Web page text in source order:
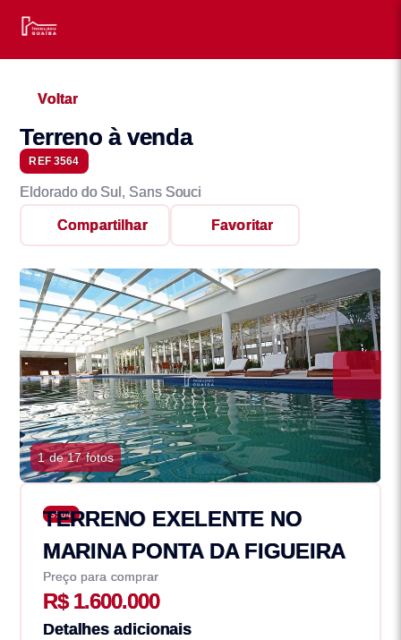
Voltar
Terreno à venda
REF 3564
Eldorado do Sul, Sans Souci
Compartilhar Favoritar
1 de 17 fotos
3564
TERRENO EXELENTE NO
MARINA PONTA DA FIGUEIRA
Preço para comprar
R$ 1.600.000
Detalhes adicionais